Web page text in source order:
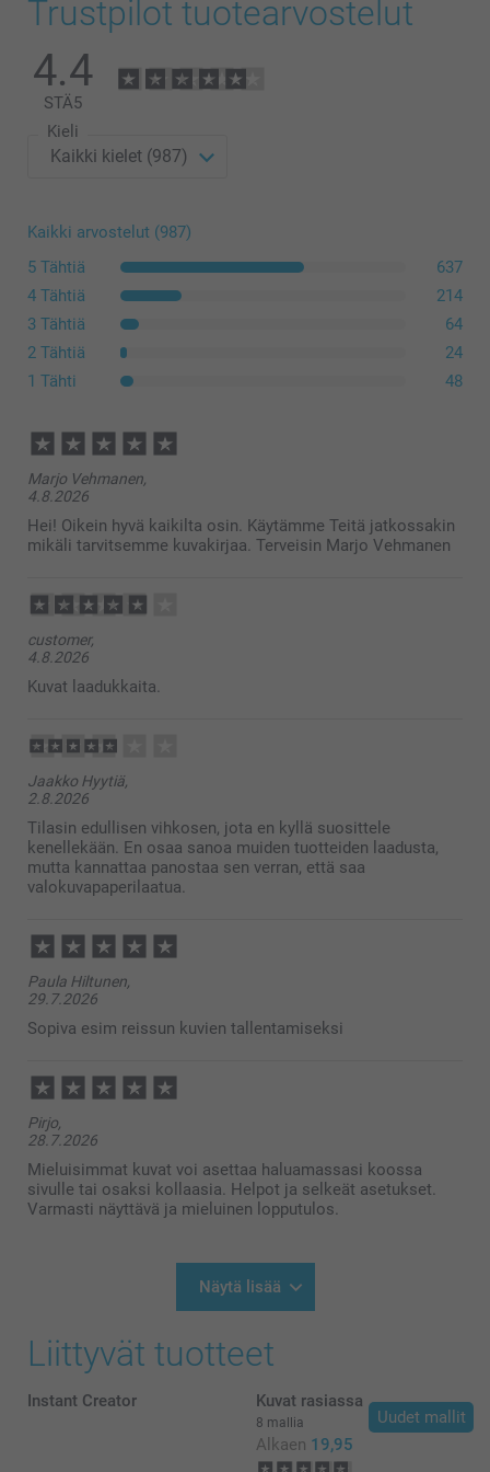
Moderni lahjarasia
Alkaen 19,95/kpl
Lisävalintojen hinnat ja saatavuus
koossa L tai XL
täältä
Valitse ensin kuvakirjan koko
Valitse mieleisesi malli valokuvakirjalle
Määrittele valokuvakirjan paperityyppi
Lataa valokuvasi online-suunnitteluohjelmaamme,
jonka jälkeen voit muokata kuvakirjaasi haluamallasi
jotakin valmiista suunnittelumalleistamme.
Jos näytölle tulee varoituskolmio, sinun on
pienennettävä kuvan kokoa, kunnes varoitus katoaa.
Esikatsele itse tehty valokuvakirjasi ja tilaa valmis
kuvakirja netistä
Trustpilot tuotearvostelut
4.4
STÄ5
Kieli
Kaikki arvostelut (987)
5 Tähtiä
637
4 Tähtiä
214
3 Tähtiä
64
2 Tähtiä
24
1 Tähti
48
Marjo Vehmanen,
4.8.2026
Hei! Oikein hyvä kaikilta osin. Käytämme Teitä jatkossakin
mikäli tarvitsemme kuvakirjaa. Terveisin Marjo Vehmanen
customer,
4.8.2026
Kuvat laadukkaita.
Jaakko Hyytiä,
2.8.2026
Tilasin edullisen vihkosen, jota en kyllä suosittele
kenellekään. En osaa sanoa muiden tuotteiden laadusta,
mutta kannattaa panostaa sen verran, että saa
valokuvapaperilaatua.
Paula Hiltunen,
29.7.2026
Sopiva esim reissun kuvien tallentamiseksi
Pirjo,
28.7.2026
Mieluisimmat kuvat voi asettaa haluamassasi koossa
sivulle tai osaksi kollaasia. Helpot ja selkeät asetukset.
Varmasti näyttävä ja mieluinen lopputulos.
Näytä lisää
Liittyvät tuotteet
Instant Creator
Uudet mallit
Kuvat rasiassa
8 mallia
Alkaen 19,95